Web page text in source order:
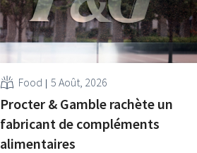
Food 5 Août, 2026
Procter & Gamble rachète un
fabricant de compléments
alimentaires